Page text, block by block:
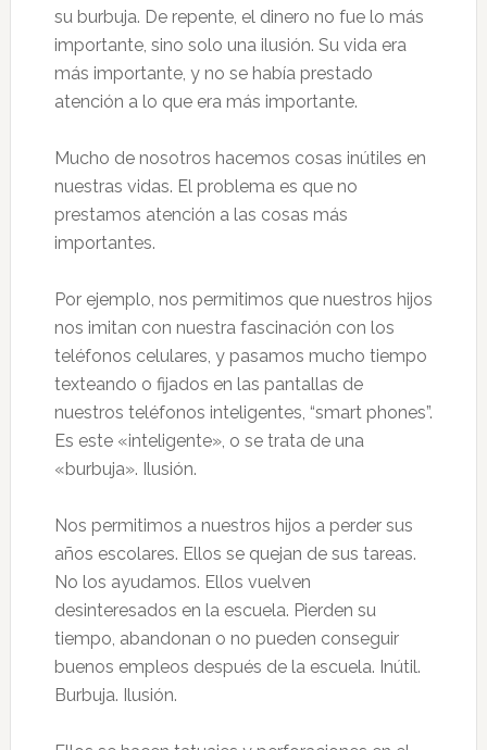
su burbuja. De repente, el dinero no fue lo más
importante, sino solo una ilusión. Su vida era
más importante, y no se había prestado
atención a lo que era más importante.
Mucho de nosotros hacemos cosas inútiles en
nuestras vidas. El problema es que no
prestamos atención a las cosas más
importantes.
Por ejemplo, nos permitimos que nuestros hijos
nos imitan con nuestra fascinación con los
teléfonos celulares, y pasamos mucho tiempo
texteando o fijados en las pantallas de
nuestros teléfonos inteligentes, “smart phones”.
Es este «inteligente», o se trata de una
«burbuja». Ilusión.
Nos permitimos a nuestros hijos a perder sus
años escolares. Ellos se quejan de sus tareas.
No los ayudamos. Ellos vuelven
desinteresados en la escuela. Pierden su
tiempo, abandonan o no pueden conseguir
buenos empleos después de la escuela. Inútil.
Burbuja. Ilusión.